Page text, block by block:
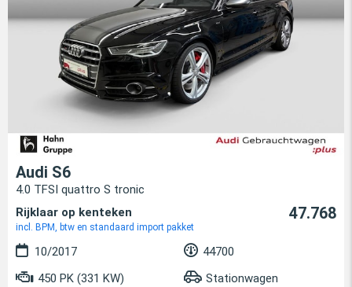
Audi S6
4.0 TFSI quattro S tronic
Rijklaar op kenteken
incl. BPM, btw en standaard import pakket
47.768
10/2017
44700
450 PK (331 KW)
Stationwagen